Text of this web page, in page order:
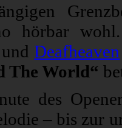
hörbar
undDeafheaven
The World“
des
– bis zur